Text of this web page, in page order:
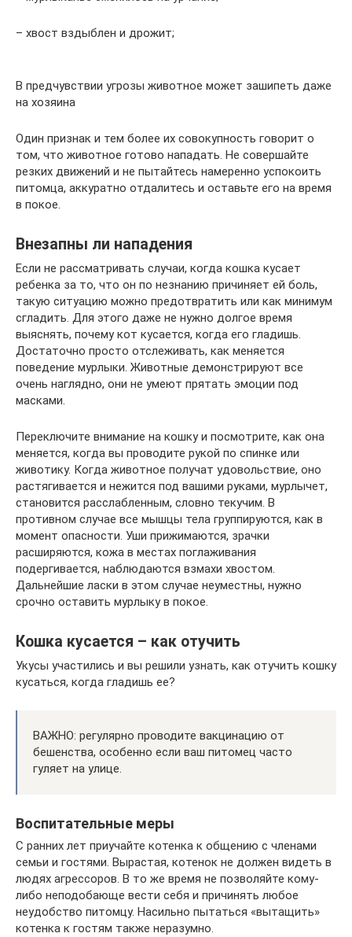
– хвост вздыблен и дрожит;
В предчувствии угрозы животное может зашипеть даже
на хозяина
Один признак и тем более их совокупность говорит о
том, что животное готово нападать. Не совершайте
резких движений и не пытайтесь намеренно успокоить
питомца, аккуратно отдалитесь и оставьте его на время
в покое.
Внезапны ли нападения
Если не рассматривать случаи, когда кошка кусает
ребенка за то, что он по незнанию причиняет ей боль,
такую ситуацию можно предотвратить или как минимум
сгладить. Для этого даже не нужно долгое время
выяснять, почему кот кусается, когда его гладишь.
Достаточно просто отслеживать, как меняется
поведение мурлыки. Животные демонстрируют все
очень наглядно, они не умеют прятать эмоции под
масками.
Переключите внимание на кошку и посмотрите, как она
меняется, когда вы проводите рукой по спинке или
животику. Когда животное получат удовольствие, оно
растягивается и нежится под вашими руками, мурлычет,
становится расслабленным, словно текучим. В
противном случае все мышцы тела группируются, как в
момент опасности. Уши прижимаются, зрачки
расширяются, кожа в местах поглаживания
подергивается, наблюдаются взмахи хвостом.
Дальнейшие ласки в этом случае неуместны, нужно
срочно оставить мурлыку в покое.
Кошка кусается – как отучить
Укусы участились и вы решили узнать, как отучить кошку
кусаться, когда гладишь ее?
ВАЖНО: регулярно проводите вакцинацию от
бешенства, особенно если ваш питомец часто
гуляет на улице.
Воспитательные меры
С ранних лет приучайте котенка к общению с членами
семьи и гостями. Вырастая, котенок не должен видеть в
людях агрессоров. В то же время не позволяйте кому-
либо неподобающе вести себя и причинять любое
неудобство питомцу. Насильно пытаться «вытащить»
котенка к гостям также неразумно.